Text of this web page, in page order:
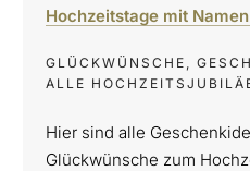
Hochzeitstage mit
GLÜCKWÜNSCHE,
ALLE
Hier sind alle
Glückwünsche zum